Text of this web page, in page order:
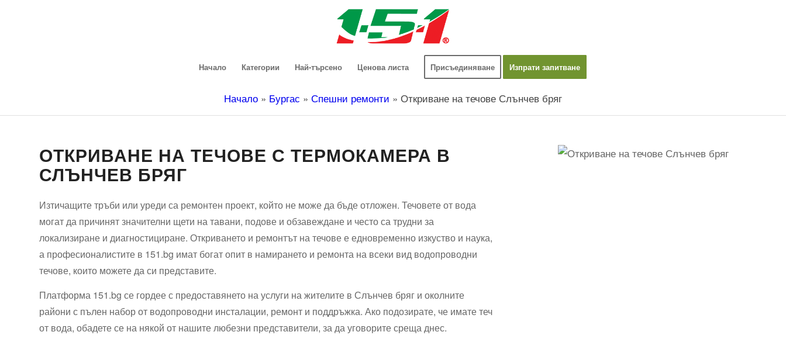
Начало Категории Най-търсено Ценова листа Присъединяване Изпрати запитване
Начало » Бургас » Спешни ремонти » Откриване на течове Слънчев бряг
ОТКРИВАНЕ НА ТЕЧОВЕ С ТЕРМОКАМЕРА В
СЛЪНЧЕВ БРЯГ
Изтичащите тръби или уреди са ремонтен проект, който не може да бъде отложен. Течовете от вода
могат да причинят значителни щети на тавани, подове и обзавеждане и често са трудни за
локализиране и диагностициране. Откриването и ремонтът на течове е едновременно изкуство и наука,
а професионалистите в 151.bg имат богат опит в намирането и ремонта на всеки вид водопроводни
течове, които можете да си представите.
Платформа 151.bg се гордее с предоставянето на услуги на жителите в Слънчев бряг и околните
райони с пълен набор от водопроводни инсталации, ремонт и поддръжка. Ако подозирате, че имате теч
от вода, обадете се на някой от нашите любезни представители, за да уговорите среща днес.